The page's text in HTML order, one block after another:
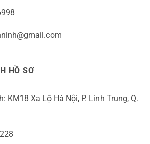
HỒ SƠ
KM18 Xa Lộ Hà Nội, P. Linh Trung, Q.